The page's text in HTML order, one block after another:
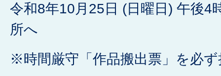
令和8年10月25日 (日曜日) 午後4
所へ
※時間厳守「作品搬出票」を必